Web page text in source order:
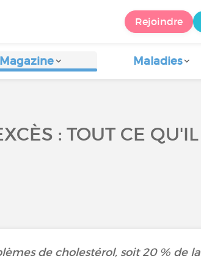
Rejoindre
Magazine Maladies
: TOUT CE QU'IL
de cholestérol, soit 20 % de la